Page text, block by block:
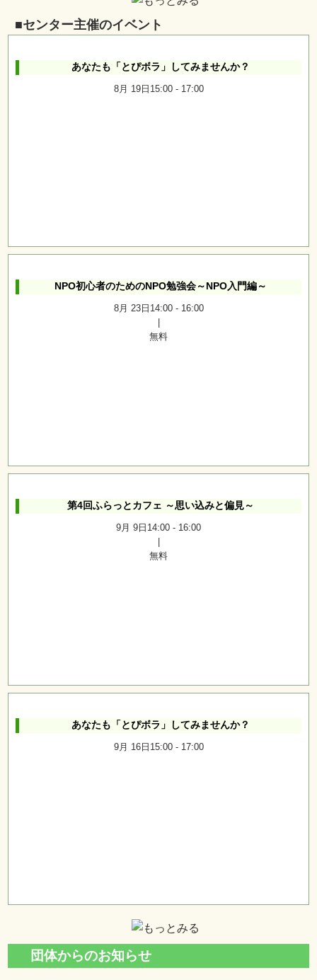
■センター主催のイベント
あなたも「とぴボラ」してみませんか？
8月 19日15:00- 17:00
NPO初心者のためのNPO勉強会～NPO入門編～
8月 23日14:00- 16:00
無料
第4回ふらっとカフェ ～思い込みと偏見～
9月 9日14:00 - 16:00
無料
あなたも「とぴボラ」してみませんか？
9月 16日15:00- 17:00
団体からのお知らせ